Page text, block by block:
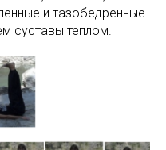
и тазобедренные.
суставы теплом.